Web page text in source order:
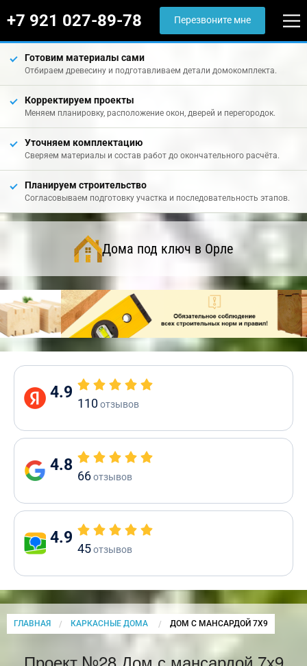
+7 921 027-89-78 Перезвоните мне
Готовим материалы сами
Отбираем древесину и подготавливаем детали домокомплекта.
Корректируем проекты
Меняем планировку, расположение окон, дверей и перегородок.
Уточняем комплектацию
Сверяем материалы и состав работ до окончательного расчёта.
Планируем строительство
Согласовываем подготовку участка и последовательность этапов.
Дома под ключ в Орле
4.9
110отзывов
4.8
66отзывов
4.9
45отзывов
ГЛАВНАЯ КАРКАСНЫЕ ДОМА CURRENT:
ДОМ С МАНСАРДОЙ 7Х9